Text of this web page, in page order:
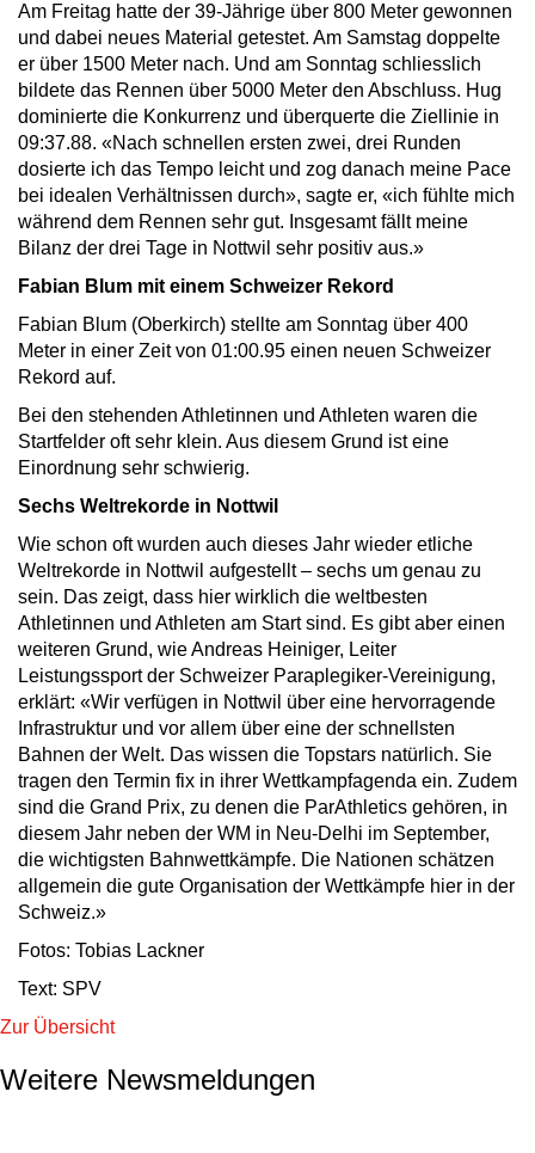
Am Freitag hatte der 39-Jährige über 800 Meter gewonnen
und dabei neues Material getestet. Am Samstag doppelte
er über 1500 Meter nach. Und am Sonntag schliesslich
bildete das Rennen über 5000 Meter den Abschluss. Hug
dominierte die Konkurrenz und überquerte die Ziellinie in
09:37.88. «Nach schnellen ersten zwei, drei Runden
dosierte ich das Tempo leicht und zog danach meine Pace
bei idealen Verhältnissen durch», sagte er, «ich fühlte mich
während dem Rennen sehr gut. Insgesamt fällt meine
Bilanz der drei Tage in Nottwil sehr positiv aus.»
Fabian Blum mit einem Schweizer Rekord
Fabian Blum (Oberkirch) stellte am Sonntag über 400
Meter in einer Zeit von 01:00.95 einen neuen Schweizer
Rekord auf.
Bei den stehenden Athletinnen und Athleten waren die
Startfelder oft sehr klein. Aus diesem Grund ist eine
Einordnung sehr schwierig.
Sechs Weltrekorde in Nottwil
Wie schon oft wurden auch dieses Jahr wieder etliche
Weltrekorde in Nottwil aufgestellt – sechs um genau zu
sein. Das zeigt, dass hier wirklich die weltbesten
Athletinnen und Athleten am Start sind. Es gibt aber einen
weiteren Grund, wie Andreas Heiniger, Leiter
Leistungssport der Schweizer Paraplegiker-Vereinigung,
erklärt: «Wir verfügen in Nottwil über eine hervorragende
Infrastruktur und vor allem über eine der schnellsten
Bahnen der Welt. Das wissen die Topstars natürlich. Sie
tragen den Termin fix in ihrer Wettkampfagenda ein. Zudem
sind die Grand Prix, zu denen die ParAthletics gehören, in
diesem Jahr neben der WM in Neu-Delhi im September,
die wichtigsten Bahnwettkämpfe. Die Nationen schätzen
allgemein die gute Organisation der Wettkämpfe hier in der
Schweiz.»
Fotos: Tobias Lackner
Text: SPV
Zur Übersicht
Weitere Newsmeldungen